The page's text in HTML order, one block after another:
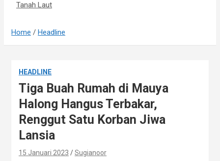
Tanah Laut
Home Headline
HEADLINE
Tiga Buah Rumah di Mauya
Halong Hangus Terbakar,
Renggut Satu Korban Jiwa
Lansia
15 Januari 2023 Sugianoor